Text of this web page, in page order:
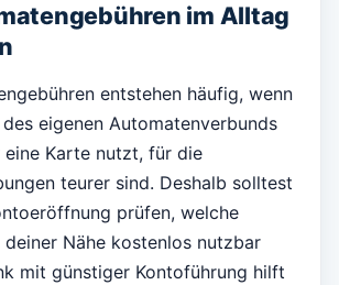
im Alltag
entstehen häufig, wenn
eigenen Automatenverbunds
Karte nutzt, für die
teurer sind. Deshalb solltest
prüfen, welche
Nähe kostenlos nutzbar
mit günstiger Kontoführung hilft